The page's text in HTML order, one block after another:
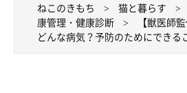
ねこのきもちアプリユー
ねこのきもち 猫と暮らす
康管理・健康診断
【獣医師
どんな病気？予防のためにできる